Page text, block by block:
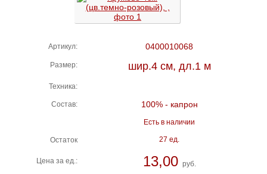
Артикул: 0400010068
Размер: шир.4 см, дл.1 м
Техника:
Состав: 100% - капрон
Есть в наличии
Остаток 27 ед.
Цена за ед.: 13,00 руб.